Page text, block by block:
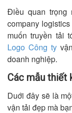
Điều quan trọng
company
muốn truyền tải
Logo Công ty
doanh nghiệp.
Các mẫu thiết
Duới đây sẽ là
vận tải đẹp mà